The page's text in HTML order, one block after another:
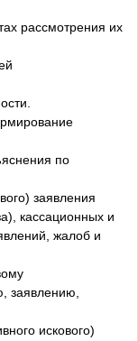
рассмотрения их
по
заявления
кассационных и
жалоб и
заявлению,
искового)